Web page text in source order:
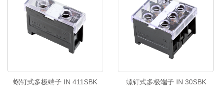
螺钉式多极端子 IN 411SBK 螺钉式多极端子 IN 30SBK